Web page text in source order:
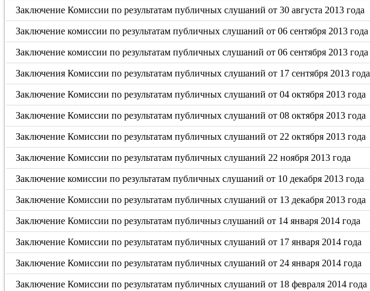
Заключение Комиссии по результатам публичных слушаний от 30 августа 2013 года
Заключение комиссии по результатам публичных слушаний от 06 сентября 2013 года
Заключение комиссии по результатам публичных слушаний от 06 сентября 2013 года
Заключения Комиссии по результатам публичных слушаний от 17 сентября 2013 года
Заключение Комиссии по результатам публичных слушаний от 04 октября 2013 года
Заключение Комиссии по результатам публичных слушаний от 08 октября 2013 года
Заключение Комиссии по результатам публичных слушаний от 22 октября 2013 года
Заключение Комиссии по результатам публичных слушаний 22 ноября 2013 года
Заключение комиссии по результатам публичных слушаний от 10 декабря 2013 года
Заключение Комиссии по результатам публичных слушаний от 13 декабря 2013 года
Заключение Комиссии по результатам публичныз слушаний от 14 января 2014 года
Заключение Комиссии по результатам публичных слушаний от 17 января 2014 года
Заключение Комиссии по результатам публичных слушаний от 24 января 2014 года
Заключение Комиссии по результатам публичных слушаний от 18 февраля 2014 года